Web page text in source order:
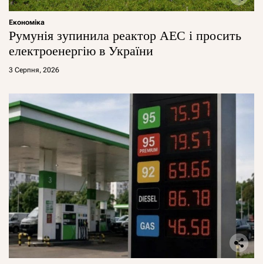
Економіка
Румунія зупинила реактор АЕС і просить
електроенергію в України
3 Серпня, 2026